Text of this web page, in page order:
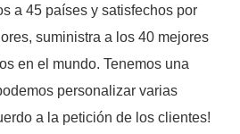
a 45 países y satisfechos por
suministra a los 40 mejores
en el mundo. Tenemos una
personalizar varias
a la petición de los clientes!